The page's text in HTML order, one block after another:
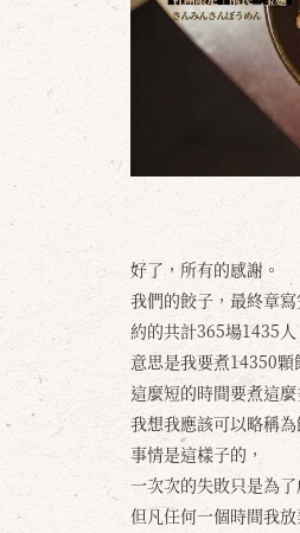
好了，所有的感謝。
我們的餃子，最終章寫
約的共計365場1435人
意思是我要煮14350顆
這麼短的時間要煮這麼
我想我應該可以略稱
事情是這樣子的，
一次次的失敗只是為了
但凡任何一個時間我放